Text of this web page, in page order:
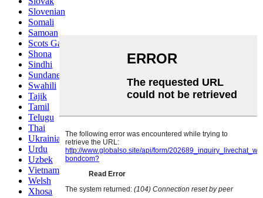
Slovenian
Somali
Samoan
Scots Gaelic
Shona
Sindhi
Sundanese
Swahili
Tajik
Tamil
Telugu
Thai
Ukrainian
Urdu
Uzbek
Vietnamese
Welsh
Xhosa